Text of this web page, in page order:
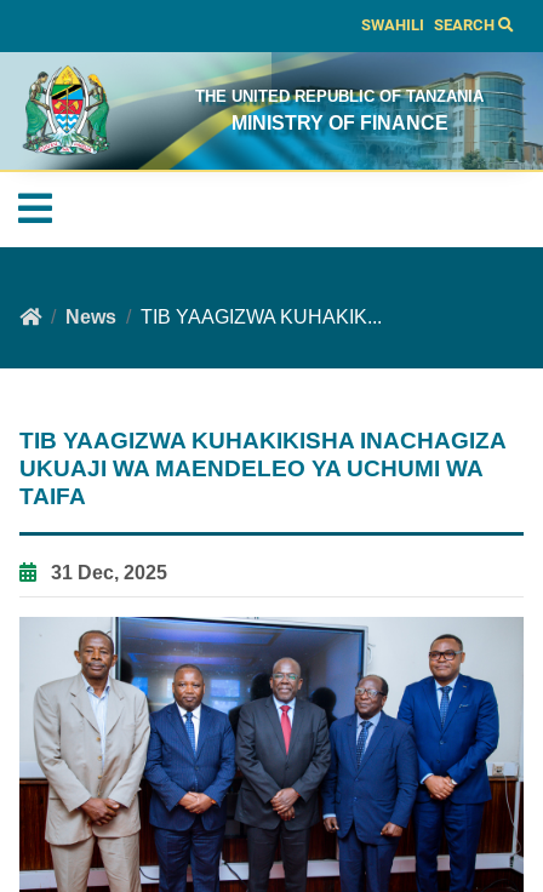
SWAHILI SEARCH
THE UNITED REPUBLIC OF TANZANIA
MINISTRY OF FINANCE
News TIB YAAGIZWA KUHAKIK...
TIB YAAGIZWA KUHAKIKISHA INACHAGIZA
UKUAJI WA MAENDELEO YA UCHUMI WA
TAIFA
31 Dec, 2025